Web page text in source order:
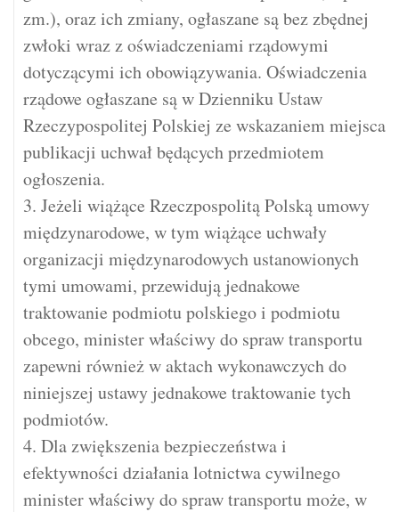
zm.), oraz ich zmiany, ogłaszane są bez zbędnej
zwłoki wraz z oświadczeniami rządowymi
dotyczącymi ich obowiązywania. Oświadczenia
rządowe ogłaszane są w Dzienniku Ustaw
Rzeczypospolitej Polskiej ze wskazaniem miejsca
publikacji uchwał będących przedmiotem
ogłoszenia.
3. Jeżeli wiążące Rzeczpospolitą Polską umowy
międzynarodowe, w tym wiążące uchwały
organizacji międzynarodowych ustanowionych
tymi umowami, przewidują jednakowe
traktowanie podmiotu polskiego i podmiotu
obcego, minister właściwy do spraw transportu
zapewni również w aktach wykonawczych do
niniejszej ustawy jednakowe traktowanie tych
podmiotów.
4. Dla zwiększenia bezpieczeństwa i
efektywności działania lotnictwa cywilnego
minister właściwy do spraw transportu może, w